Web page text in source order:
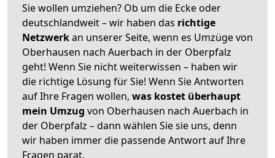
Sie wollen umziehen? Ob um die Ecke oder
deutschlandweit – wir haben das richtige
Netzwerkan unserer Seite, wenn es Umzüge von
Oberhausen nach Auerbach in der Oberpfalz
geht! Wenn Sie nicht weiterwissen – haben wir
die richtige Lösung für Sie! Wenn Sie Antworten
auf Ihre Fragen wollen, was kostet überhaupt
mein Umzug von Oberhausen nach Auerbach in
der Oberpfalz – dann wählen Sie sie uns, denn
wir haben immer die passende Antwort auf Ihre
Fragen parat.